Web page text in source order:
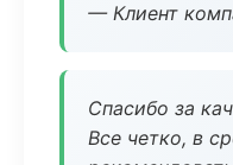
— Клиент
Спасибо за
Все четко, в